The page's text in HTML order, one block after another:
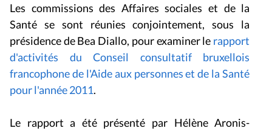
Les commissions des Affaires sociales et de la
Santé se sont réunies conjointement, sous la
présidence de Bea Diallo, pour examiner le rapport
d'activités du Conseil consultatif bruxellois
francophone de l'Aide aux personnes et de la Santé
pour l'année 2011.
Le rapport a été présenté par Hélène Aronis-